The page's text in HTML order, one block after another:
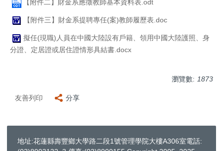
【附件二】財金系應徵教師基本資料表.odt
【附件三】財金系提聘專任(案)教師履歷表.doc
擬任(現職)人員在中國大陸設有戶籍、領用中國大陸護照、身
分證、定居證或居住證情形具結書.docx
瀏覽數: 1873
友善列印 分享
地址:花蓮縣壽豐鄉大學路二段1號管理學院大樓A306室電話: